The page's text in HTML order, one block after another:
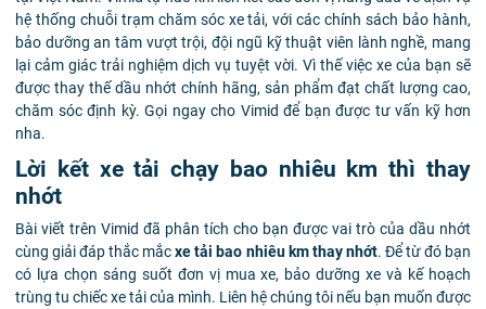
hệ thống chuỗi trạm chăm sóc xe tải, với các chính sách bảo hành,
bảo dưỡng an tâm vượt trội, đội ngũ kỹ thuật viên lành nghề, mang
lại cảm giác trải nghiệm dịch vụ tuyệt vời. Vì thế việc xe của bạn sẽ
được thay thế dầu nhớt chính hãng, sản phẩm đạt chất lượng cao,
chăm sóc định kỳ. Gọi ngay cho Vimid để bạn được tư vấn kỹ hơn
nha.
Lời kết xe tải chạy bao nhiêu km thì thay
nhớt
Bài viết trên Vimid đã phân tích cho bạn được vai trò của dầu nhớt
cùng giải đáp thắc mắcxe tải bao nhiêu km thay nhớt. Để từ đó bạn
có lựa chọn sáng suốt đơn vị mua xe, bảo dưỡng xe và kế hoạch
trùng tu chiếc xe tải của mình. Liên hệ chúng tôi nếu bạn muốn được